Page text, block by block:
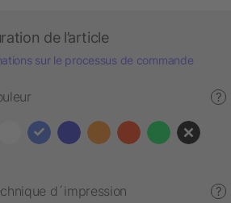
de l’article
sur le processus de commande
?
d´impression ?